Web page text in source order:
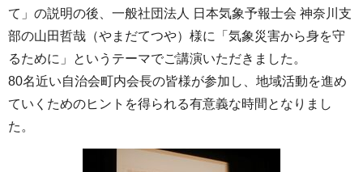
て」の説明の後、一般社団法人 日本気象予報士会 神奈川支
部の山田哲哉（やまだてつや）様に「気象災害から身を守
るために」というテーマでご講演いただきました。
80名近い自治会町内会長の皆様が参加し、地域活動を進め
ていくためのヒントを得られる有意義な時間となりまし
た。